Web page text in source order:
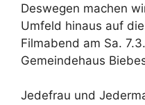
Deswegen machen
Umfeld hinaus auf
Filmabend am Sa.
Gemeindehaus
Jedefrau und